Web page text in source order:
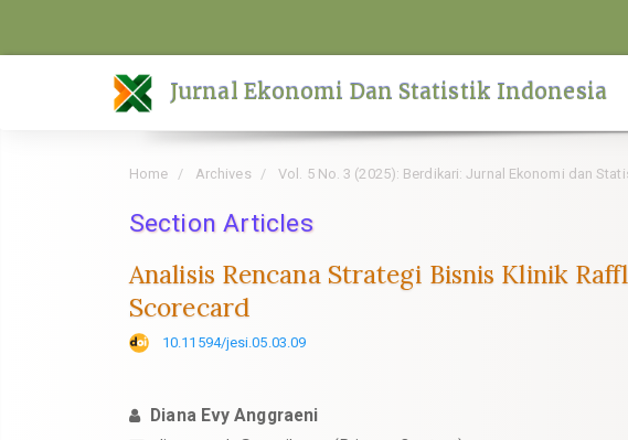
Jurnal Ekonomi Dan Statistik Indonesia
Home Archives Vol. 5 No. 3 (2025): Berdikari: Jurnal Ekonomi dan
Section Articles
Analisis Rencana Strategi Bisnis Klinik
Scorecard
10.11594/jesi.05.03.09
Diana Evy Anggraeni